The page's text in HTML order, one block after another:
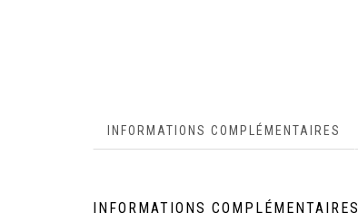
INFORMATIONS COMPLÉMENTAIRES
INFORMATIONS COMPLÉMENTAIRES